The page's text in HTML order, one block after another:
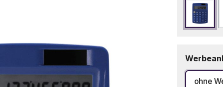
Blau
ohne